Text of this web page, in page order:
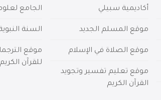
أكاديمية سبيلي
موقع المسلم الجديد
موقع الصلاة في الإسلام
موقع تعليم تفسير وتجويد
القرآن الكريم
الجامع
السنة
موقع
للقرآن الكريم